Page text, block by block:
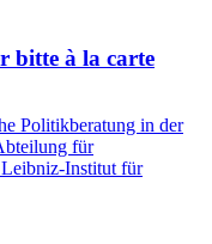
bitte à la carte
Politikberatung in der
für
Institut für